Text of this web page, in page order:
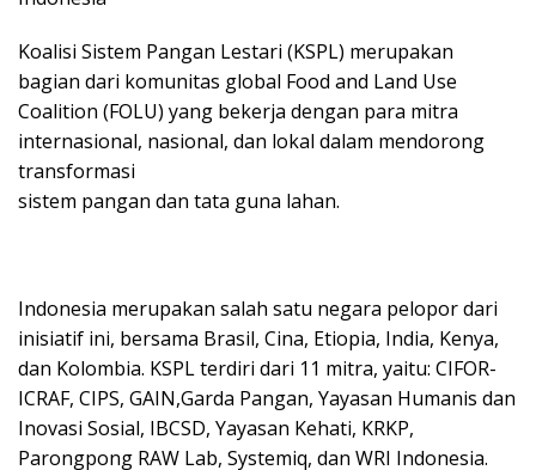
Koalisi Sistem Pangan Lestari (KSPL) merupakan
bagian dari komunitas global Food and Land Use
Coalition (FOLU) yang bekerja dengan para mitra
internasional, nasional, dan lokal dalam mendorong
transformasi
sistem pangan dan tata guna lahan.
Indonesia merupakan salah satu negara pelopor dari
inisiatif ini, bersama Brasil, Cina, Etiopia, India, Kenya,
dan Kolombia. KSPL terdiri dari 11 mitra, yaitu: CIFOR-
ICRAF, CIPS, GAIN,Garda Pangan, Yayasan Humanis dan
Inovasi Sosial, IBCSD, Yayasan Kehati, KRKP,
Parongpong RAW Lab, Systemiq, dan WRI Indonesia.